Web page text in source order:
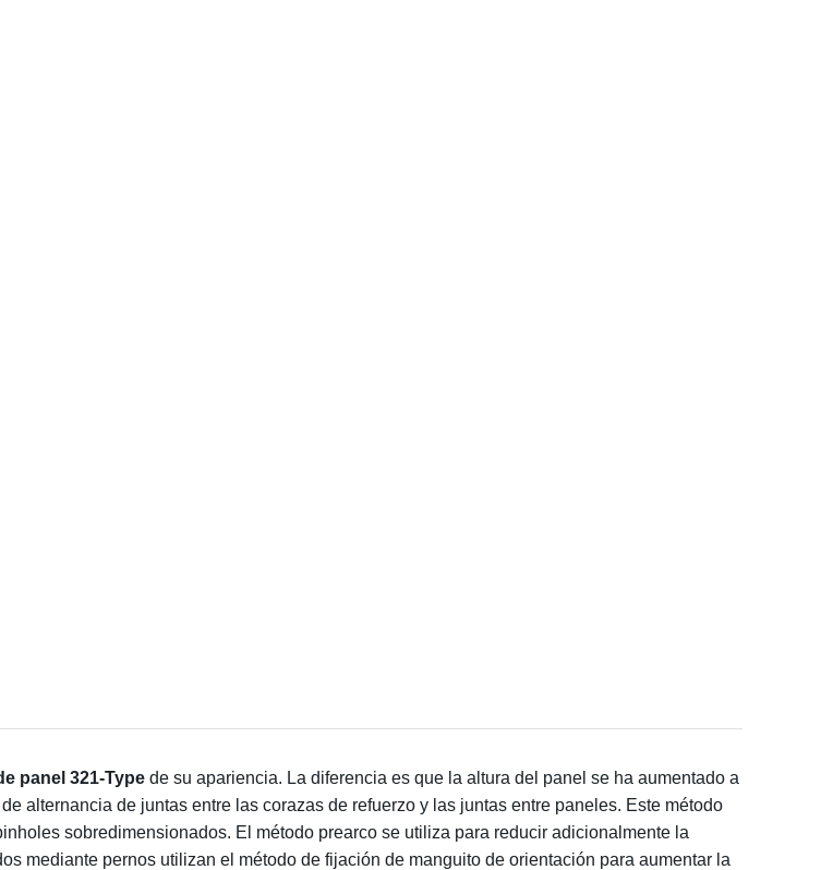
panel 321-Type de su apariencia. La diferencia es que la altura del panel se ha aumentado a
alternancia de juntas entre las corazas de refuerzo y las juntas entre paneles. Este método
sobredimensionados. El método prearco se utiliza para reducir adicionalmente la
mediante pernos utilizan el método de fijación de manguito de orientación para aumentar la